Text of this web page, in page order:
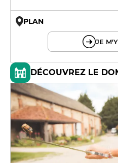
PLAN
JE
DÉCOUVREZ LE